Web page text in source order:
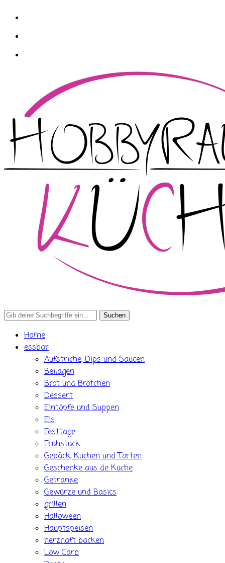
Search
Home
essbar
Aufstriche, Dips und Saucen
Beilagen
Brot und Brötchen
Dessert
Eintöpfe und Suppen
Eis
Festtage
Frühstück
Gebäck, Kuchen und Torten
Geschenke aus de Küche
Getränke
Gewürze und Basics
grillen
Halloween
Hauptspeisen
herzhaft backen
Low Carb